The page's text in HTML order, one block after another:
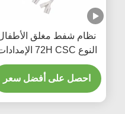
نظام شفط مغلق الأطفال
النوع 72H CSC الإمدادات
الطبية المستخدمة مرة
واحدة
احصل على أفضل سعر